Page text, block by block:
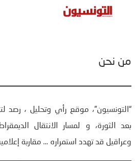
من نحن
“التونسيون”، موقع رأي وتحليل ، رصد
بعد الثورة، و لمسار الانتقال
وعراقيل قد تهدد استمراره … مقاربة